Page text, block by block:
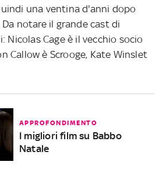
una ventina d'anni dopo
notare il grande cast di
Cage è il vecchio socio
Callow è Scrooge, Kate Winslet
APPROFONDIMENTO
I migliori film su Babbo
Natale